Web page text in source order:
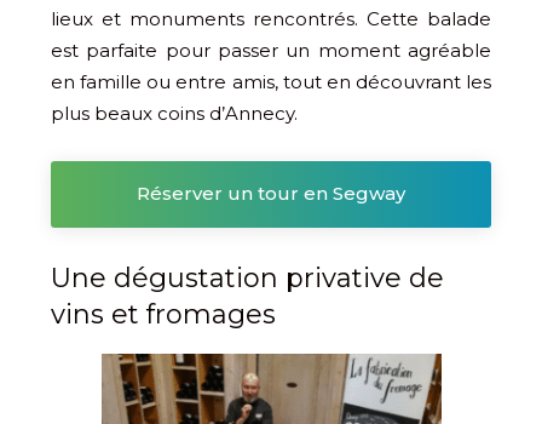
lieux et monuments rencontrés. Cette balade
est parfaite pour passer un moment agréable
en famille ou entre amis, tout en découvrant les
plus beaux coins d’Annecy.
Réserver un tour en Segway
Une dégustation privative de
vins et fromages